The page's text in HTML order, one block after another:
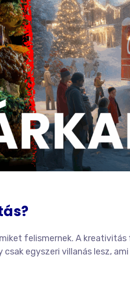
felismernek. A
egyszeri villanás lesz,